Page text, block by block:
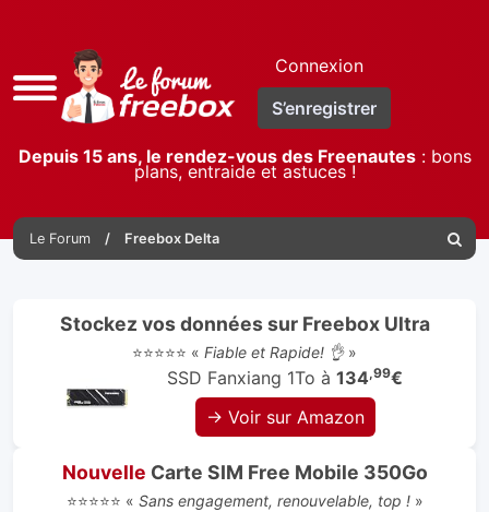
Accès
rapide
Connexion
S’enregistrer
Depuis 15 ans, le rendez-vous des Freenautes: bons
plans, entraide et astuces !
Le Forum Freebox Delta
Stockez vos données sur Freebox Ultra
⭐⭐⭐⭐⭐ « Fiable et Rapide! 👌»
SSD Fanxiang 1To à 134,99€
→ Voir sur Amazon
Nouvelle Carte SIM Free Mobile 350Go
⭐⭐⭐⭐⭐ « Sans engagement, renouvelable, top !»